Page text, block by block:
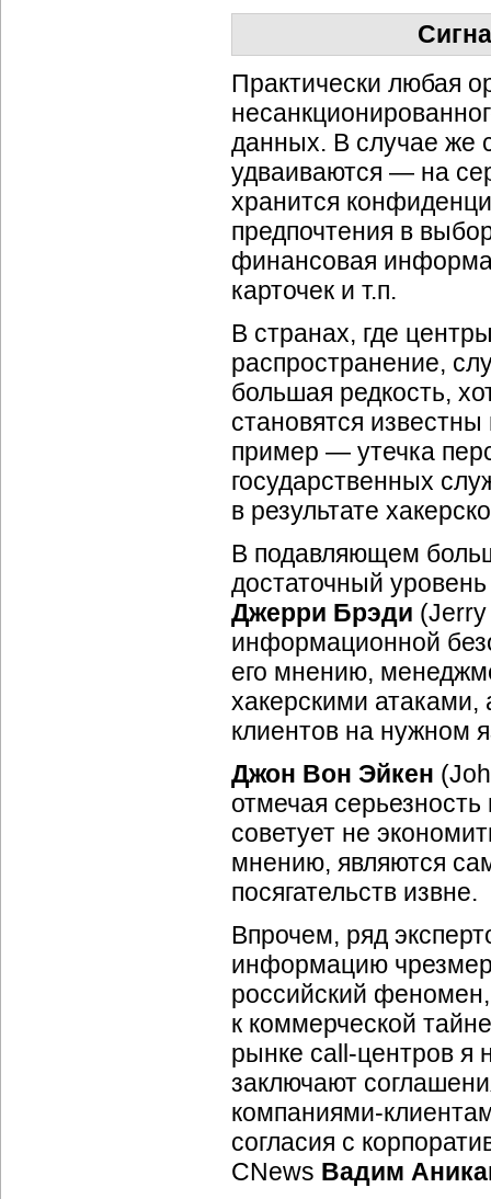
Практически любая
данных. В случае же
удваиваются — на
хранится
предпочтения в
финансовая
карточек и т.п.
В странах, где
распространение,
большая редкость,
становятся
пример — утечка
государственных
в результате
В подавляющем
достаточный
Джерри Брэди (Jerry
информационной
его мнению,
хакерскими
клиентов на нужном
Джон Вон Эйкен
отмечая
советует не
мнению, являются
посягательств извне.
Впрочем, ряд
информацию
российский
к коммерческой
рынке call-центров я
заключают
компаниями-
согласия с
CNews Вадим